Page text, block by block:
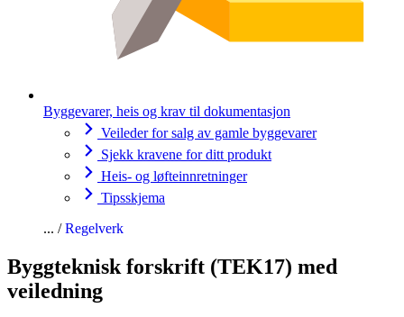
Byggevarer, heis og krav til dokumentasjon
Veileder for salg av gamle byggevarer
Sjekk kravene for ditt produkt
Heis- og løfteinnretninger
Tipsskjema
Regelverk
Byggteknisk forskrift (TEK17) med
veiledning